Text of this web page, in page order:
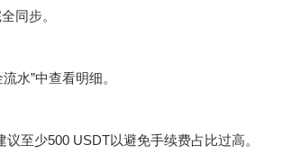
同步。
水”中查看明细。
至少500 USDT以避免手续费占比过高。